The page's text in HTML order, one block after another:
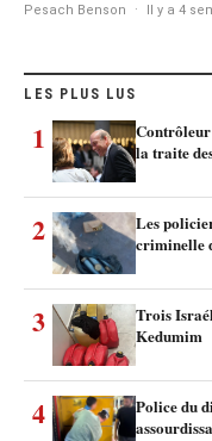
Pesach Benson · Il y a 4
LES PLUS LUS
1
Contrôleur
la traite
2
Les
criminelle
3
Trois
Kedumim
4
Police du